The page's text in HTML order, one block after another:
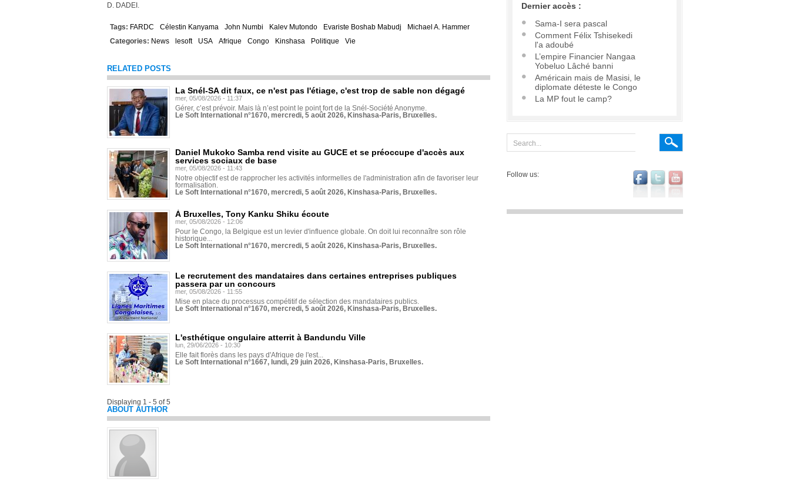
D. DADEI.
Tags: FARDC Célestin Kanyama John Numbi Kalev Mutondo Evariste Boshab Mabudj
Michael A. Hammer
Categories: News lesoft USA Afrique Congo Kinshasa Politique Vie
RELATED POSTS
La Snél-SA dit faux, ce n'est pas l'étiage, c'est trop de sable non dégagé
mer, 05/08/2026 - 11:37
Gérer, c’est prévoir. Mais là n’est point le point fort de la Snél-Société Anonyme.
Le Soft International n°1670, mercredi, 5 août 2026, Kinshasa-Paris, Bruxelles.
Daniel Mukoko Samba rend visite au GUCE et se préoccupe d'accès aux
services sociaux de base
mer, 05/08/2026 - 11:43
Notre objectif est de rapprocher les activités informelles de l'administration afin de favoriser leur
formalisation.
Le Soft International n°1670, mercredi, 5 août 2026, Kinshasa-Paris, Bruxelles.
À Bruxelles, Tony Kanku Shiku écoute
mer, 05/08/2026 - 12:06
Pour le Congo, la Belgique est un levier d'influence globale. On doit lui reconnaître son rôle
historique...
Le Soft International n°1670, mercredi, 5 août 2026, Kinshasa-Paris, Bruxelles.
Le recrutement des mandataires dans certaines entreprises publiques
passera par un concours
mer, 05/08/2026 - 11:55
Mise en place du processus compétitif de sélection des mandataires publics.
Le Soft International n°1670, mercredi, 5 août 2026, Kinshasa-Paris, Bruxelles.
L'esthétique ongulaire atterrit à Bandundu Ville
lun, 29/06/2026 - 10:30
Elle fait florès dans les pays d'Afrique de l'est...
Le Soft International n°1667, lundi, 29 juin 2026, Kinshasa-Paris, Bruxelles.
Displaying 1 - 5 of 5
ABOUT AUTHOR
Dernier accès :
Sama-I sera pascal
Comment Félix Tshisekedi
l'a adoubé
L’empire Financier Nangaa
Yobeluo Lâché banni
Américain mais de Masisi, le
diplomate déteste le Congo
La MP fout le camp?
Follow us: